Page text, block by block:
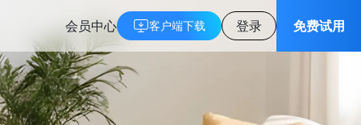
会员中心 客户端下载 登录 免费试用